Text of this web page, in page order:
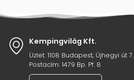
Kempingvilág Kft.
Üzlet: 1108 Budapest, Újhegyi út 7.
Postacím: 1479 Bp. Pf. 8